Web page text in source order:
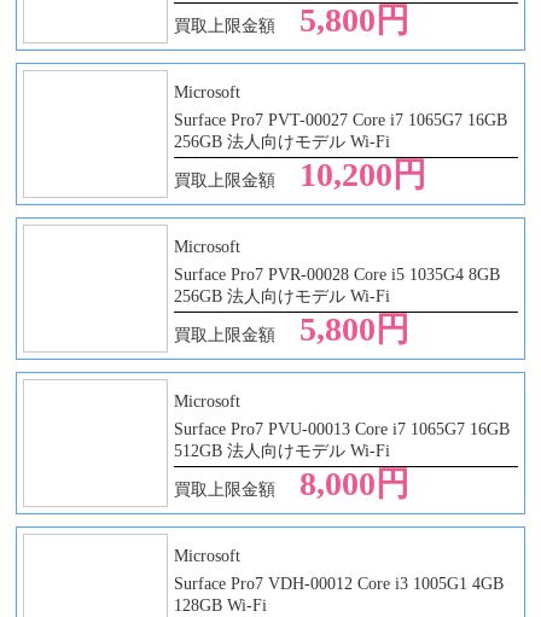
買取上限金額 5,800円
Microsoft
Surface Pro7 PVT-00027 Core i7 1065G7 16GB
256GB 法人向けモデル Wi-Fi
買取上限金額 10,200円
Microsoft
Surface Pro7 PVR-00028 Core i5 1035G4 8GB
256GB 法人向けモデル Wi-Fi
買取上限金額 5,800円
Microsoft
Surface Pro7 PVU-00013 Core i7 1065G7 16GB
512GB 法人向けモデル Wi-Fi
買取上限金額 8,000円
Microsoft
Surface Pro7 VDH-00012 Core i3 1005G1 4GB
128GB Wi-Fi